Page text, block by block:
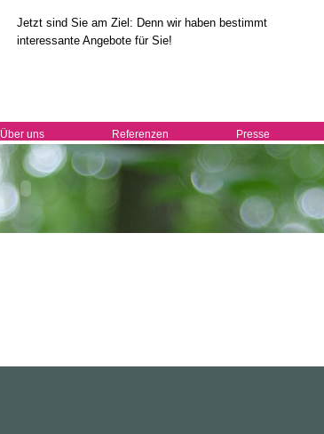
Jetzt sind Sie am Ziel: Denn wir haben bestimmt
interessante Angebote für Sie!
Über uns Referenzen Presse